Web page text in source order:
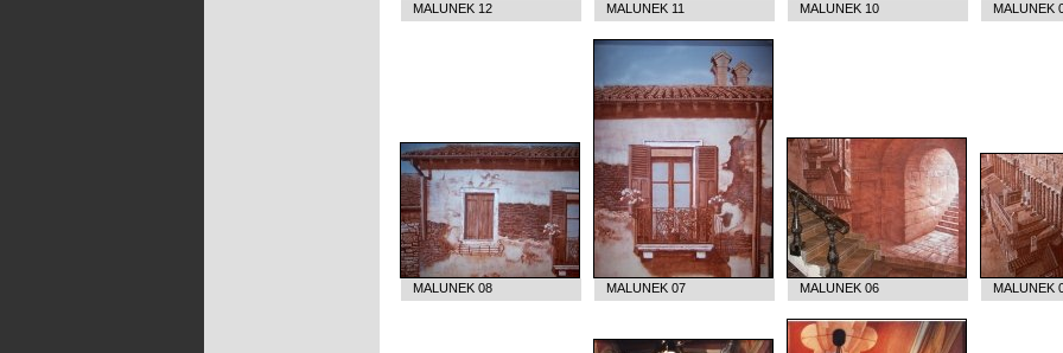
MALUNEK 12 MALUNEK 11 MALUNEK 10 MALUNEK
MALUNEK 08 MALUNEK 07 MALUNEK 06 MALUNEK